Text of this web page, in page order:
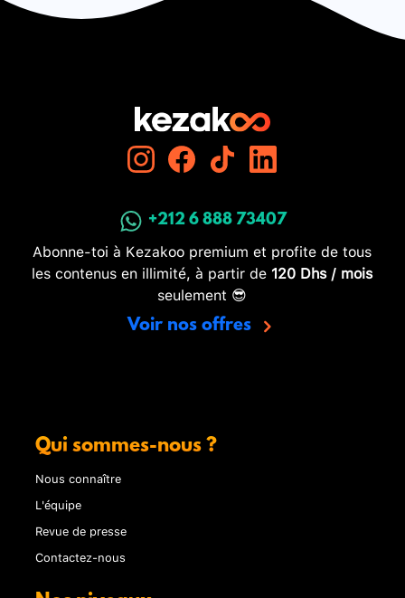
+212 6 888 73407
Abonne-toi à Kezakoo premium et profite de tous
les contenus en illimité, à partir de 120 Dhs / mois
seulement 😎
Voir nos offres
Qui sommes-nous ?
Nous connaître
L'équipe
Revue de presse
Contactez-nous